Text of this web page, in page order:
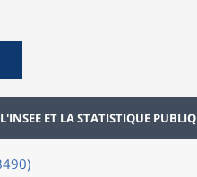
L'INSEE ET LA STATISTIQUE